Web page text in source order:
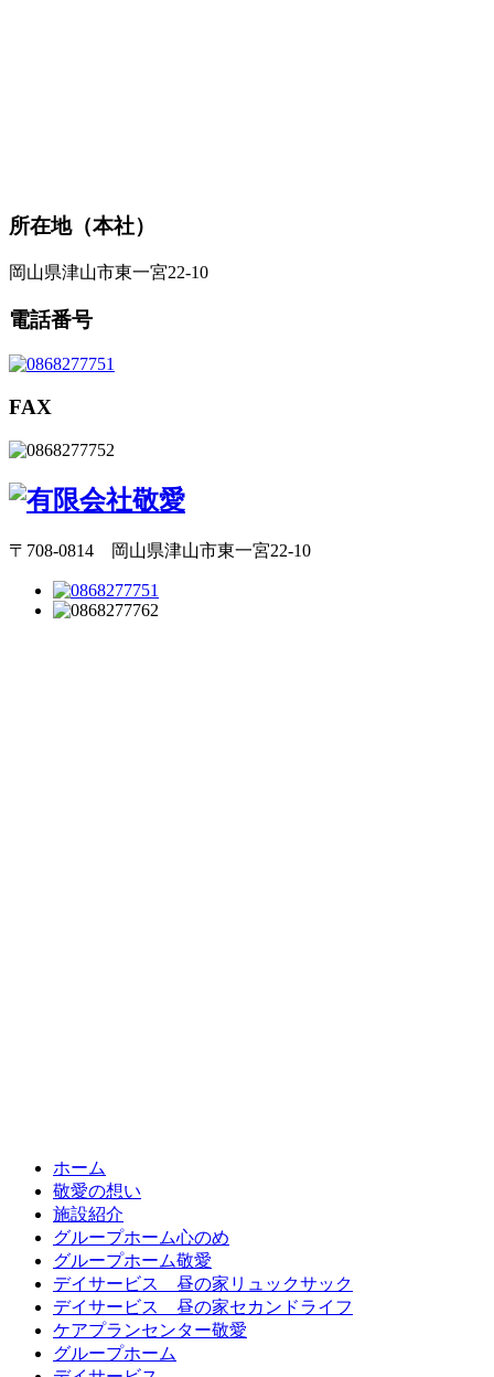
所在地（本社）
岡山県津山市東一宮22-10
電話番号
FAX
〒708-0814 岡山県津山市東一宮22-10
ホーム
敬愛の想い
施設紹介
グループホーム心のめ
グループホーム敬愛
デイサービス 昼の家リュックサック
デイサービス 昼の家セカンドライフ
ケアプランセンター敬愛
グループホーム